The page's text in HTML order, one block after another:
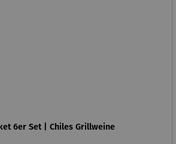
6er Set | Chiles Grillweine